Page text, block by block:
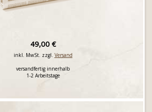
49,00 €
inkl. MwSt. zzgl. Versand
versandfertig innerhalb
1-2 Arbeitstage